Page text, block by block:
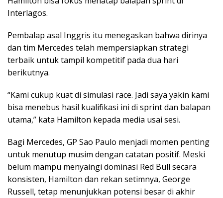
Interlagos.
Pembalap asal Inggris itu menegaskan bahwa dirinya
dan tim Mercedes telah mempersiapkan strategi
terbaik untuk tampil kompetitif pada dua hari
berikutnya.
“Kami cukup kuat di simulasi race. Jadi saya yakin kami
bisa menebus hasil kualifikasi ini di sprint dan balapan
utama,” kata Hamilton kepada media usai sesi.
Bagi Mercedes, GP Sao Paulo menjadi momen penting
untuk menutup musim dengan catatan positif. Meski
belum mampu menyaingi dominasi Red Bull secara
konsisten, Hamilton dan rekan setimnya, George
Russell, tetap menunjukkan potensi besar di akhir